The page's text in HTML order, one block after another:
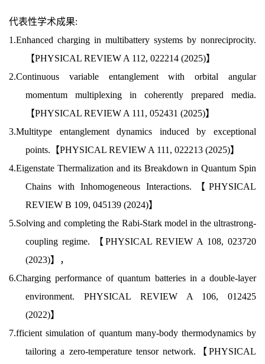
代表性学术成果:
1.Enhanced charging in multibattery systems by nonreciprocity.
【PHYSICAL REVIEW A 112, 022214 (2025)】
2.Continuous variable entanglement with orbital angular
momentum multiplexing in coherently prepared media.
【PHYSICAL REVIEW A 111, 052431 (2025)】
3.Multitype entanglement dynamics induced by exceptional
points.【PHYSICAL REVIEW A 111, 022213 (2025)】
4.Eigenstate Thermalization and its Breakdown in Quantum Spin
Chains with Inhomogeneous Interactions.【PHYSICAL
REVIEW B 109, 045139 (2024)】
5.Solving and completing the Rabi-Stark model in the ultrastrong-
coupling regime. 【PHYSICAL REVIEW A 108, 023720
(2023)】，
6.Charging performance of quantum batteries in a double-layer
environment. PHYSICAL REVIEW A 106, 012425
(2022)】
7.fficient simulation of quantum many-body thermodynamics by
tailoring a zero-temperature tensor network.【PHYSICAL